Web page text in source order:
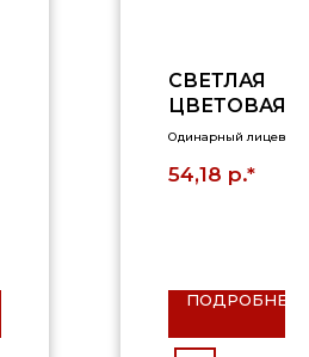
СВЕТЛАЯ
ЦВЕТОВАЯ
ГРУППА(БЕР
Одинарный лицевой
54,18 р.*
ПОДРОБНЕЕ